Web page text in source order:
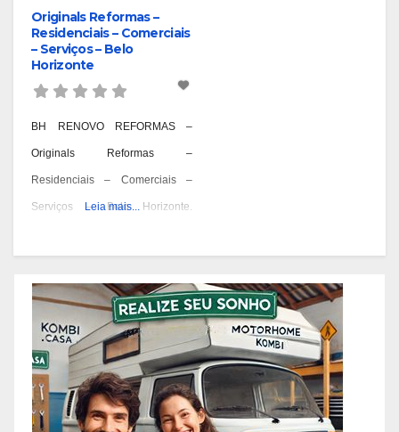
Originals Reformas –
Residenciais – Comerciais
– Serviços – Belo
Horizonte
BH RENOVO REFORMAS –
Originals Reformas –
Residenciais – Comerciais –
Serviços – Belo Horizonte.
Aarão Reis – BH, Reformas
Prediais – Bairro Aeroporto – BH,
Reformas Prediais – Bairro Alpes
– BH, Reformas Prediais – Bairro
Alto Barroca – BH, Reformas
Prediais – Bairro Alto Caiçaras –
BH, Reformas Prediais – Bairro
Leia mais...